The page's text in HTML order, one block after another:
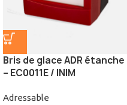
Bris de glace ADR étanche
– EC0011E / INIM
Adressable